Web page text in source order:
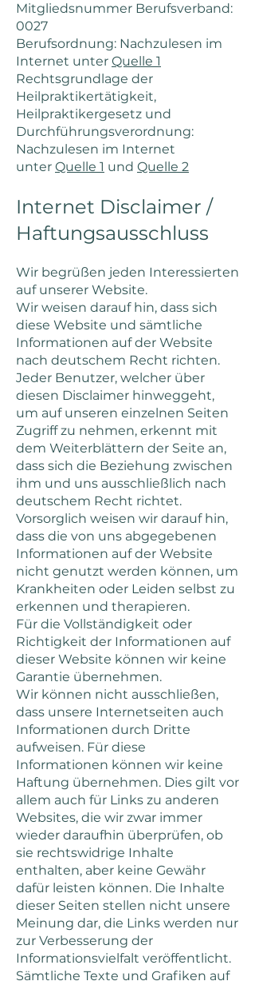
Mitgliedsnummer Berufsverband:
0027
Berufsordnung: Nachzulesen im
Internet unter Quelle 1
Rechtsgrundlage der
Heilpraktikertätigkeit,
Heilpraktikergesetz und
Durchführungsverordnung:
Nachzulesen im Internet
unter Quelle 1 und Quelle 2
Internet Disclaimer /
Haftungsausschluss
Wir begrüßen jeden Interessierten
auf unserer Website.
Wir weisen darauf hin, dass sich
diese Website und sämtliche
Informationen auf der Website
nach deutschem Recht richten.
Jeder Benutzer, welcher über
diesen Disclaimer hinweggeht,
um auf unseren einzelnen Seiten
Zugriff zu nehmen, erkennt mit
dem Weiterblättern der Seite an,
dass sich die Beziehung zwischen
ihm und uns ausschließlich nach
deutschem Recht richtet.
Vorsorglich weisen wir darauf hin,
dass die von uns abgegebenen
Informationen auf der Website
nicht genutzt werden können, um
Krankheiten oder Leiden selbst zu
erkennen und therapieren.
Für die Vollständigkeit oder
Richtigkeit der Informationen auf
dieser Website können wir keine
Garantie übernehmen.
Wir können nicht ausschließen,
dass unsere Internetseiten auch
Informationen durch Dritte
aufweisen. Für diese
Informationen können wir keine
Haftung übernehmen. Dies gilt vor
allem auch für Links zu anderen
Websites, die wir zwar immer
wieder daraufhin überprüfen, ob
sie rechtswidrige Inhalte
enthalten, aber keine Gewähr
dafür leisten können. Die Inhalte
dieser Seiten stellen nicht unsere
Meinung dar, die Links werden nur
zur Verbesserung der
Informationsvielfalt veröffentlicht.
Sämtliche Texte und Grafiken auf